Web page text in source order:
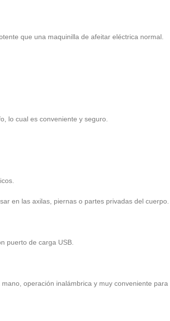
que una maquinilla de afeitar eléctrica normal.
lo cual es conveniente y seguro.
en las axilas, piernas o partes privadas del cuerpo.
puerto de carga USB.
operación inalámbrica y muy conveniente